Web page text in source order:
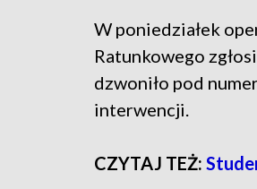
W poniedziałek
Ratunkowego
dzwoniło pod
interwencji.
CZYTAJ TEŻ: